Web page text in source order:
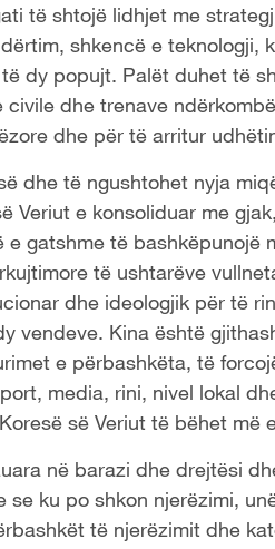
të shtojë lidhjet me
shkencë e teknologji,
dy popujt. Palët duhet të
dhe trenave
dhe për të arritur
dhe të ngushtohet nyja
Veriut e konsoliduar me
gatshme të bashkëpunojë
të ushtarëve
dhe ideologjik për të
vendeve. Kina është
e përbashkëta, të
media, rini, nivel lokal
së Veriut të bëhet më
në barazi dhe drejtësi
ku po shkon njerëzimi,
të njerëzimit dhe